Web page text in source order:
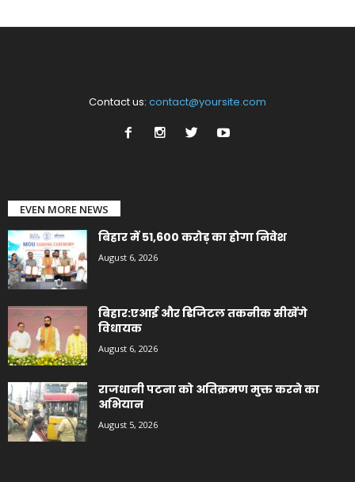
Contact us: contact@yoursite.com
EVEN MORE NEWS
बिहार में 51,600 करोड़ का होगा निवेश
August 6, 2026
बिहार:एआई और डिजिटल तकनीक सीखेंगे
विधायक
August 6, 2026
राजधानी पटना को अतिक्रमण मुक्त करने का
अभियान
August 5, 2026